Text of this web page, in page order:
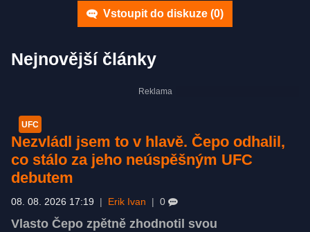
Vstoupit do diskuze (0)
Nejnovější články
UFC
Nezvládl jsem to v hlavě. Čepo odhalil,
co stálo za jeho neúspěšným UFC
debutem
08. 08. 2026 17:19 Erik Ivan 0
Vlasto Čepo zpětně zhodnotil svou